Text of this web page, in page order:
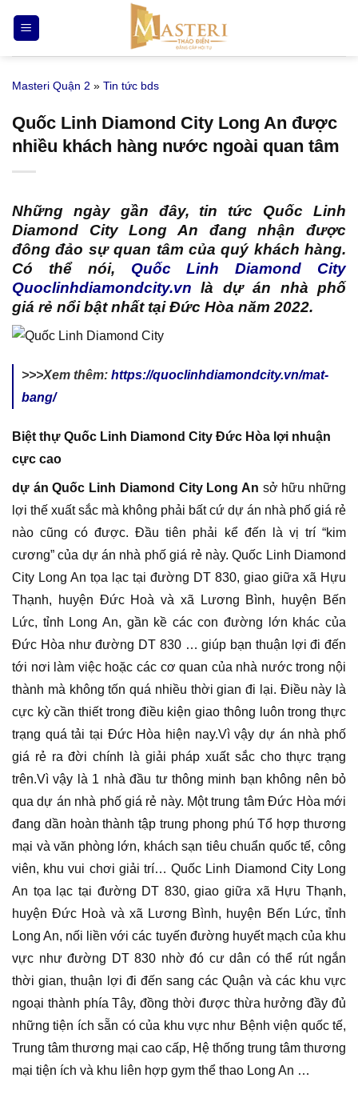
qua
nội
Masteri Quận 2 » Tin tức bds
Quốc Linh Diamond City Long An được
nhiều khách hàng nước ngoài quan tâm
Những ngày gần đây, tin tức Quốc Linh
Diamond City Long An đang nhận được
đông đảo sự quan tâm của quý khách hàng.
Có thể nói, Quốc Linh Diamond City
Quoclinhdiamondcity.vn là dự án nhà phố
giá rẻ nổi bật nhất tại Đức Hòa năm 2022.
>>>Xem thêm: https://quoclinhdiamondcity.vn/mat-
bang/
Biệt thự Quốc Linh Diamond City Đức Hòa lợi nhuận
cực cao
dự án Quốc Linh Diamond City Long An sở hữu những
lợi thế xuất sắc mà không phải bất cứ dự án nhà phố giá rẻ
nào cũng có được. Đầu tiên phải kể đến là vị trí “kim
cương” của dự án nhà phố giá rẻ này. Quốc Linh Diamond
City Long An tọa lạc tại đường DT 830, giao giữa xã Hựu
Thạnh, huyện Đức Hoà và xã Lương Bình, huyện Bến
Lức, tỉnh Long An, gần kề các con đường lớn khác của
Đức Hòa như đường DT 830 … giúp bạn thuận lợi đi đến
tới nơi làm việc hoặc các cơ quan của nhà nước trong nội
thành mà không tốn quá nhiều thời gian đi lại. Điều này là
cực kỳ cần thiết trong điều kiện giao thông luôn trong thực
trạng quá tải tại Đức Hòa hiện nay.Vì vậy dự án nhà phố
giá rẻ ra đời chính là giải pháp xuất sắc cho thực trạng
trên.Vì vậy là 1 nhà đầu tư thông minh bạn không nên bỏ
qua dự án nhà phố giá rẻ này. Một trung tâm Đức Hòa mới
đang dần hoàn thành tập trung phong phú Tổ hợp thương
mại và văn phòng lớn, khách sạn tiêu chuẩn quốc tế, công
viên, khu vui chơi giải trí… Quốc Linh Diamond City Long
An tọa lạc tại đường DT 830, giao giữa xã Hựu Thạnh,
huyện Đức Hoà và xã Lương Bình, huyện Bến Lức, tỉnh
Long An, nối liền với các tuyến đường huyết mạch của khu
vực như đường DT 830 nhờ đó cư dân có thể rút ngắn
thời gian, thuận lợi đi đến sang các Quận và các khu vực
ngoại thành phía Tây, đồng thời được thừa hưởng đầy đủ
những tiện ích sẵn có của khu vực như Bệnh viện quốc tế,
Trung tâm thương mại cao cấp, Hệ thống trung tâm thương
mại tiện ích và khu liên hợp gym thể thao Long An …